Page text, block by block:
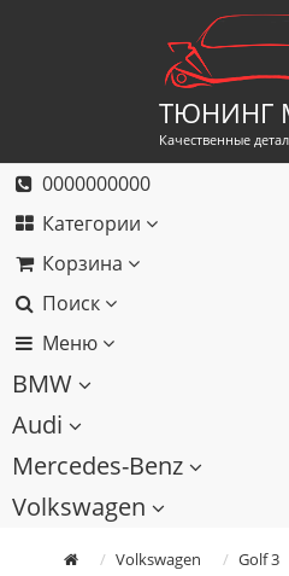
ТЮНИНГ
Качественные
0000000000
Категории
Корзина
Поиск
Меню
BMW
Audi
Mercedes-Benz
Volkswagen
Volkswagen Golf 3